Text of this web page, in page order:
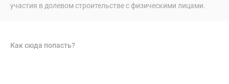
участия в долевом строительстве с физическими лицами.
Как сюда попасть?